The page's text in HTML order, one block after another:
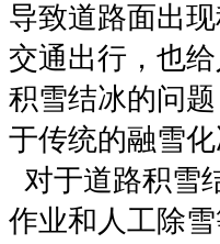
导致道路面出
交通出行，也
积雪结冰的问
于传统的融雪
对于道路积雪
作业和人工除